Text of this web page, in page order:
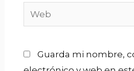
Guarda mi nombre,